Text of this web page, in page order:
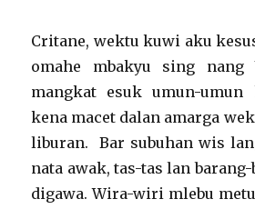
Critane, wektu kuwi aku
omahe mbakyu sing nang
mangkat esuk umun-umun
kena macet dalan amarga
liburan. Bar subuhan wis
nata awak, tas-tas lan
digawa. Wira-wiri mlebu